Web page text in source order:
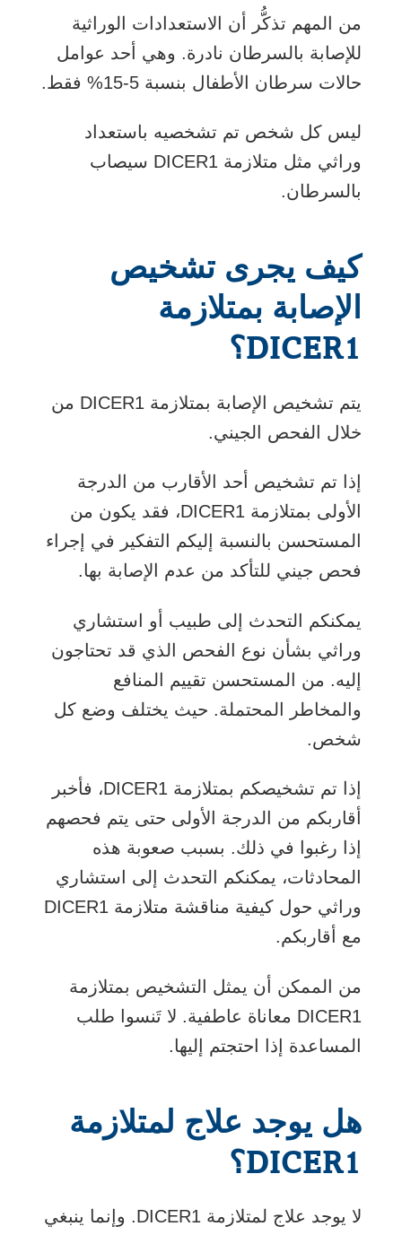
نافذة
جديدة
من المهم تذكُّر أن الاستعدادات الوراثية
للإصابة بالسرطان نادرة. وهي أحد عوامل
حالات سرطان الأطفال بنسبة 5-15% فقط.
ليس كل شخص تم تشخصيه باستعداد
وراثي مثل متلازمة DICER1 سيصاب
بالسرطان.
كيف يجرى تشخيص
الإصابة بمتلازمة
DICER1؟
يتم تشخيص الإصابة بمتلازمة DICER1 من
خلال الفحص الجيني.
إذا تم تشخيص أحد الأقارب من الدرجة
الأولى بمتلازمة DICER1، فقد يكون من
المستحسن بالنسبة إليكم التفكير في إجراء
فحص جيني للتأكد من عدم الإصابة بها.
يمكنكم التحدث إلى طبيب أو استشاري
وراثي بشأن نوع الفحص الذي قد تحتاجون
إليه. من المستحسن تقييم المنافع
والمخاطر المحتملة. حيث يختلف وضع كل
شخص.
إذا تم تشخيصكم بمتلازمة DICER1، فأخبر
أقاربكم من الدرجة الأولى حتى يتم فحصهم
إذا رغبوا في ذلك. بسبب صعوبة هذه
المحادثات، يمكنكم التحدث إلى استشاري
وراثي حول كيفية مناقشة متلازمة DICER1
مع أقاربكم.
من الممكن أن يمثل التشخيص بمتلازمة
DICER1 معاناة عاطفية. لا تَنسوا طلب
المساعدة إذا احتجتم إليها.
هل يوجد علاج لمتلازمة
DICER1؟
لا يوجد علاج لمتلازمة DICER1. وإنما ينبغي